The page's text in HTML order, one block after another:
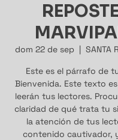
dom 22 de sep
  |
SANTA
Este es el párrafo de
Bienvenida. Este texto
leerán tus lectores.
claridad de qué trata tu
la atención de tus
contenido cautivador,